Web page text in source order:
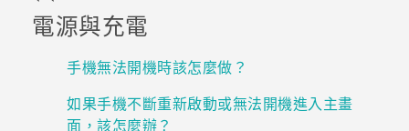
優惠專區
電源與充電
手機無法開機時該怎麼做？
如果手機不斷重新啟動或無法開機進入主畫
面，該怎麼辦？